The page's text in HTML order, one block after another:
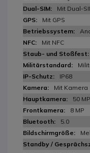
Mit Dual-
Mit GPS
Mit NFC
IP68
Mit Kamera
50 MP
8 MP
5.0